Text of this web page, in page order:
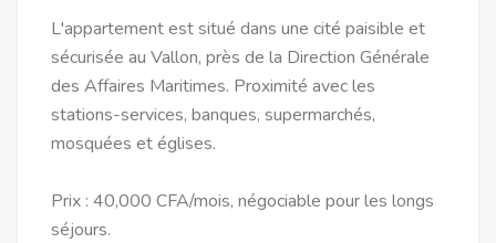
L'appartement est situé dans une cité paisible et
sécurisée au Vallon, près de la Direction Générale
des Affaires Maritimes. Proximité avec les
stations-services, banques, supermarchés,
mosquées et églises.
Prix : 40,000 CFA/mois, négociable pour les longs
séjours.